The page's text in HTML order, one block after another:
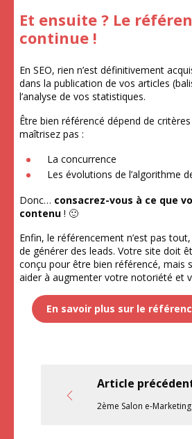
Et ensuite ? Le
continue !
En SEO, rien n’est définitivement
dans la publication de vos articles
l’analyse de vos statistiques.
Être bien référencé dépend de
maîtrisez pas :
La concurrence
Les évolutions de l’algorithme
Donc… consacrez-vous à ce que
contenu ! 🙂
Enfin, le référencement n’est pas
de générer des leads. Votre site doit
conçu pour être bien référencé, mais
aider à augmenter votre notoriété et
En savoir plus sur le
Article
2ème Salon e-